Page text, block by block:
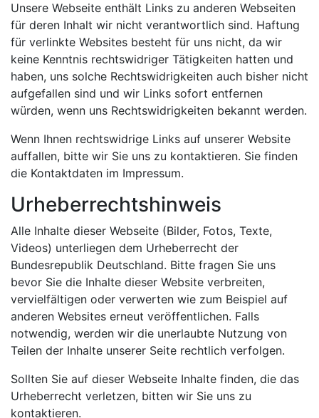
Unsere Webseite enthält Links zu anderen Webseiten
für deren Inhalt wir nicht verantwortlich sind. Haftung
für verlinkte Websites besteht für uns nicht, da wir
keine Kenntnis rechtswidriger Tätigkeiten hatten und
haben, uns solche Rechtswidrigkeiten auch bisher nicht
aufgefallen sind und wir Links sofort entfernen
würden, wenn uns Rechtswidrigkeiten bekannt werden.
Wenn Ihnen rechtswidrige Links auf unserer Website
auffallen, bitte wir Sie uns zu kontaktieren. Sie finden
die Kontaktdaten im Impressum.
Urheberrechtshinweis
Alle Inhalte dieser Webseite (Bilder, Fotos, Texte,
Videos) unterliegen dem Urheberrecht der
Bundesrepublik Deutschland. Bitte fragen Sie uns
bevor Sie die Inhalte dieser Website verbreiten,
vervielfältigen oder verwerten wie zum Beispiel auf
anderen Websites erneut veröffentlichen. Falls
notwendig, werden wir die unerlaubte Nutzung von
Teilen der Inhalte unserer Seite rechtlich verfolgen.
Sollten Sie auf dieser Webseite Inhalte finden, die das
Urheberrecht verletzen, bitten wir Sie uns zu
kontaktieren.